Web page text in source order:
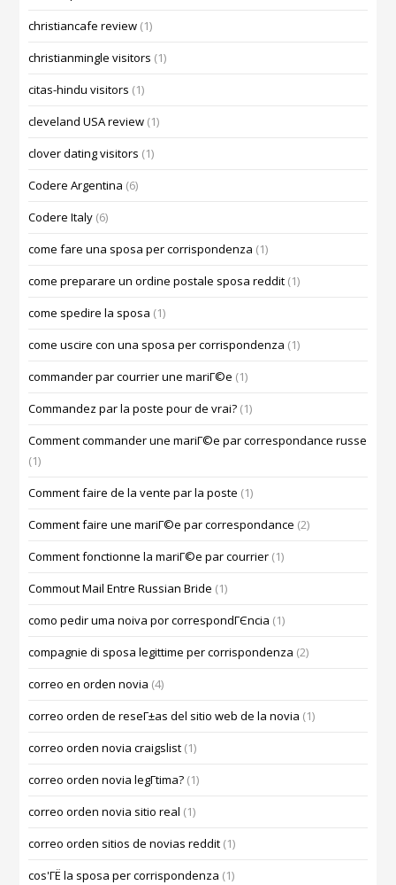
christiancafe review (1)
christianmingle visitors (1)
citas-hindu visitors (1)
cleveland USA review (1)
clover dating visitors (1)
Codere Argentina (6)
Codere Italy (6)
come fare una sposa per corrispondenza (1)
come preparare un ordine postale sposa reddit (1)
come spedire la sposa (1)
come uscire con una sposa per corrispondenza (1)
commander par courrier une mariГ©e (1)
Commandez par la poste pour de vrai? (1)
Comment commander une mariГ©e par correspondance russe
(1)
Comment faire de la vente par la poste (1)
Comment faire une mariГ©e par correspondance (2)
Comment fonctionne la mariГ©e par courrier (1)
Commout Mail Entre Russian Bride (1)
como pedir uma noiva por correspondГЄncia (1)
compagnie di sposa legittime per corrispondenza (2)
correo en orden novia (4)
correo orden de reseГ±as del sitio web de la novia (1)
correo orden novia craigslist (1)
correo orden novia legГ­tima? (1)
correo orden novia sitio real (1)
correo orden sitios de novias reddit (1)
cos'ГЁ la sposa per corrispondenza (1)